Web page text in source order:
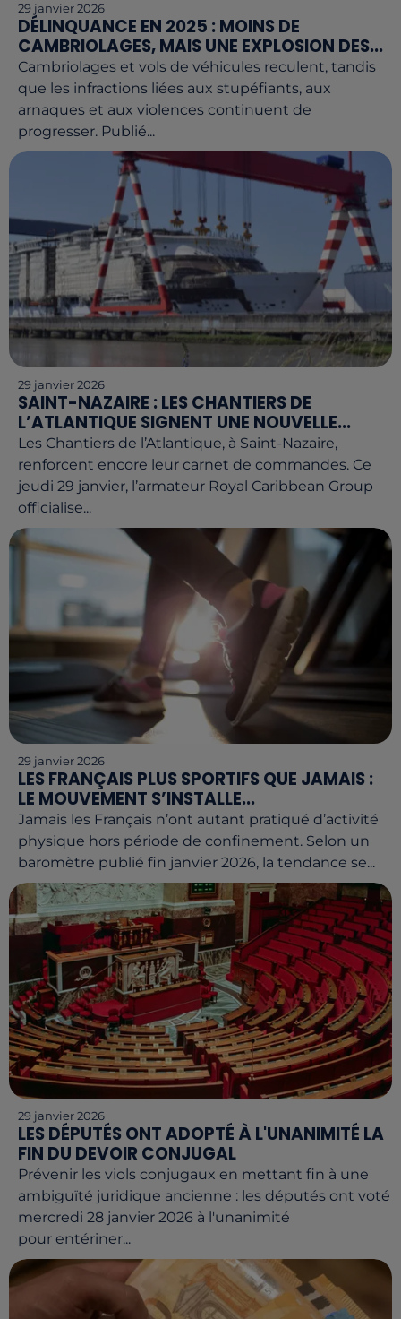
29 janvier 2026
DÉLINQUANCE EN 2025 : MOINS DE
CAMBRIOLAGES, MAIS UNE EXPLOSION DES...
Cambriolages et vols de véhicules reculent, tandis
que les infractions liées aux stupéfiants, aux
arnaques et aux violences continuent de
progresser. Publié...
29 janvier 2026
SAINT-NAZAIRE : LES CHANTIERS DE
L’ATLANTIQUE SIGNENT UNE NOUVELLE...
Les Chantiers de l’Atlantique, à Saint-Nazaire,
renforcent encore leur carnet de commandes. Ce
jeudi 29 janvier, l’armateur Royal Caribbean Group
officialise...
29 janvier 2026
LES FRANÇAIS PLUS SPORTIFS QUE JAMAIS :
LE MOUVEMENT S’INSTALLE...
Jamais les Français n’ont autant pratiqué d’activité
physique hors période de confinement. Selon un
baromètre publié fin janvier 2026, la tendance se...
29 janvier 2026
LES DÉPUTÉS ONT ADOPTÉ À L'UNANIMITÉ LA
FIN DU DEVOIR CONJUGAL
Prévenir les viols conjugaux en mettant fin à une
ambiguïté juridique ancienne : les députés ont voté
mercredi 28 janvier 2026 à l'unanimité
pour entériner...